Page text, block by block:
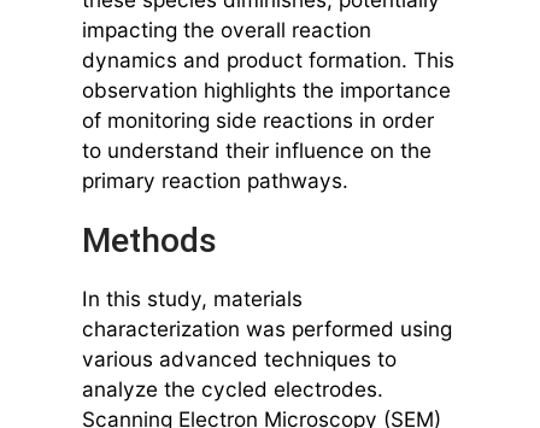
impacting the overall reaction
dynamics and product formation. This
observation highlights the importance
of monitoring side reactions in order
to understand their influence on the
primary reaction pathways.
Methods
In this study, materials
characterization was performed using
various advanced techniques to
analyze the cycled electrodes.
Scanning Electron Microscopy (SEM)